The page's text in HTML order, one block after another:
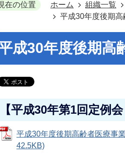
在の位置 ホーム 組織一覧
平成30年度後期
成30年度後期高
【平成30年第1回定例
平成30年度後期高齢者医療事
42.5KB)